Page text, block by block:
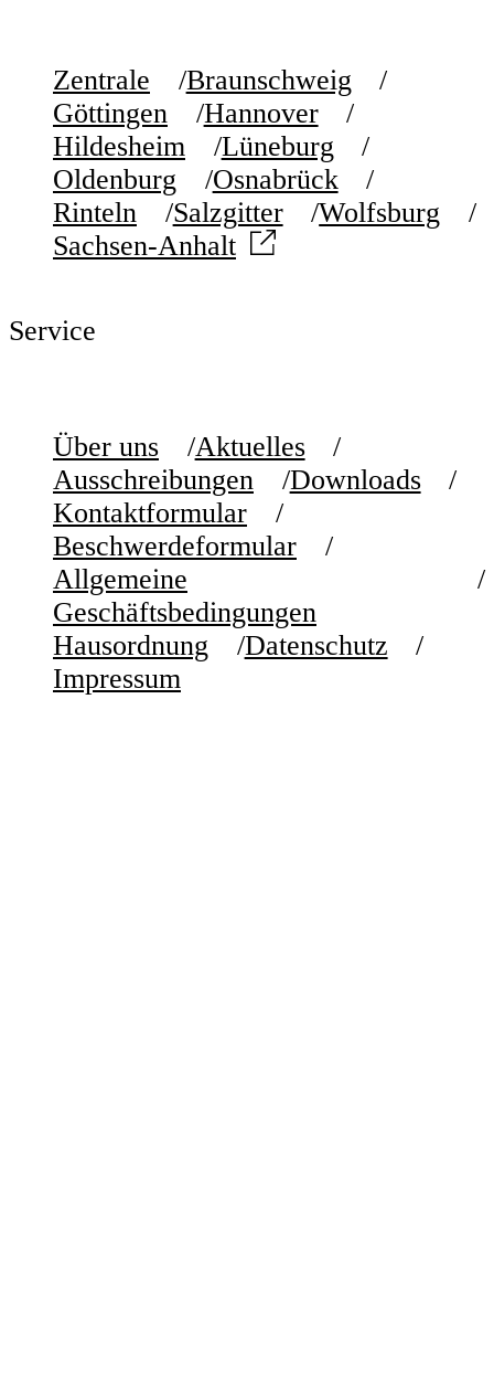
Zentrale
Braunschweig
Göttingen
Hannover
Hildesheim
Lüneburg
Oldenburg
Osnabrück
Rinteln
Salzgitter
Wolfsburg
Sachsen-Anhalt
Service
Über uns
Aktuelles
Ausschreibungen
Downloads
Kontaktformular
Beschwerdeformular
Allgemeine
Geschäftsbedingungen
Hausordnung
Datenschutz
Impressum